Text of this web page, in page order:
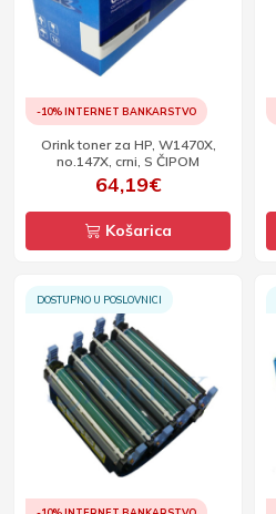
-10% INTERNET BANKARSTVO
Orink toner za HP, W1470X,
no.147X, crni, S ČIPOM
64,19€
Košarica
DOSTUPNO U POSLOVNICI